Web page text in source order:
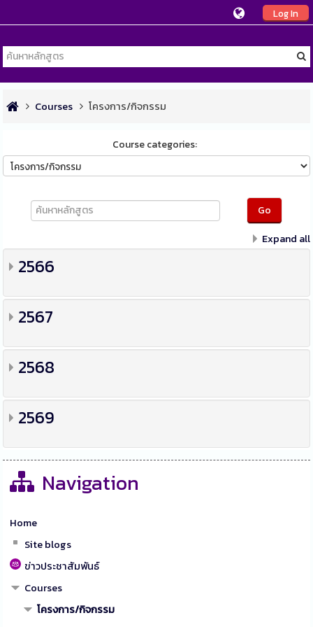
Log In
Courses โครงการ/กิจกรรม
Course categories:
หลักสูตร
Go
Expand all
2566
2567
2568
2569
Navigation
Home
Site blogs
ข่าวประชาสัมพันธ์
Courses
โครงการ/กิจกรรม